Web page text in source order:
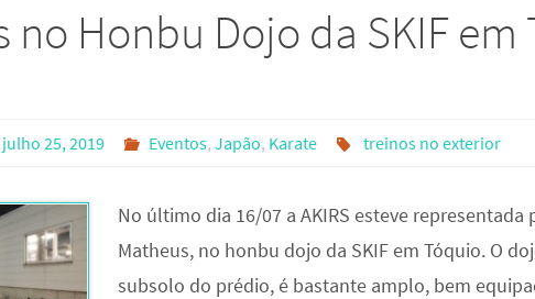
no Honbu Dojo da SKIF em
julho 25, 2019 Eventos,Japão, Karate treinos no exterior
No último dia 16/07 a AKIRS esteve
Matheus, no honbu dojo da SKIF em Tóquio. O
subsolo do prédio, é bastante amplo, bem